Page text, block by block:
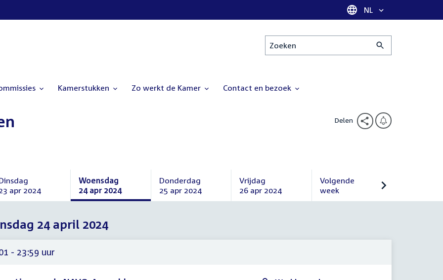
Taal selectie
NL
Zoeken
Kamerstukken Zo werkt de Kamer Contact en bezoek
Delen
apr 2024
april
Woensdag
24 apr 2024
Woensdag
april
2024
Donderdag
25 apr 2024
Donderdag
Vrijdag
26 apr 2024
Vrijdag
Volgende
week
Volgende
24 april 2024
- 23:59 uur